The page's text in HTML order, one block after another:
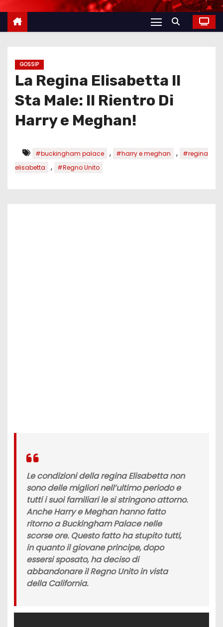
GOSSIP
La Regina Elisabetta II
Sta Male: Il Rientro Di
Harry e Meghan!
#buckingham palace , #harry e meghan ,
#regina
elisabetta
, #Regno Unito
Le condizioni dellaregina Elisabettanon
sono delle migliori nell’ultimo periodo e
tutti i suoi familiari le si stringono attorno.
AncheHarry e Meghanhanno fatto
ritorno aBuckingham Palacenelle
scorse ore. Questo fatto ha stupito tutti,
in quanto il giovane principe, dopo
essersi sposato, ha deciso di
abbandonare ilRegno Unitoin vista
dellaCalifornia.